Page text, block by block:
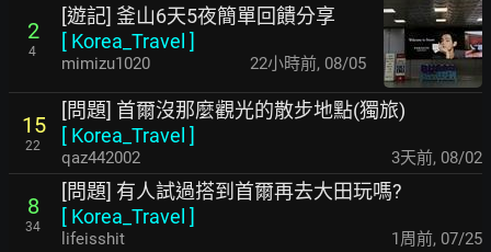
2
4
[遊記] 釜山6天5夜簡單回饋分享
[ Korea_Travel ]
mimizu1020 22小時前, 08/05
15
22
[問題] 首爾沒那麼觀光的散步地點(獨旅)
[ Korea_Travel ]
qaz442002 3天前, 08/02
8
34
[問題] 有人試過搭到首爾再去大田玩嗎?
[ Korea_Travel ]
lifeisshit 1周前, 07/25